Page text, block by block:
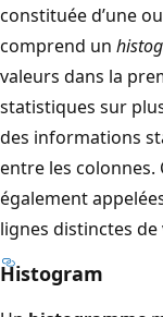
constituée d’une
comprend un
valeurs dans la
statistiques sur
des informations
entre les colonnes.
également
lignes distinctes
Histogram